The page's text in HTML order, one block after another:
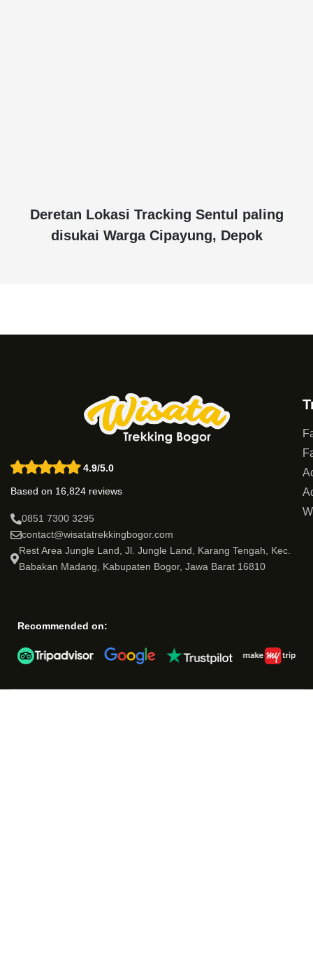
Deretan Lokasi Tracking Sentul paling
disukai Warga Cipayung, Depok
4.9/5.0
Based on 16,824 reviews
0851 7300 3295
contact@wisatatrekkingbogor.com
Rest Area Jungle Land, Jl. Jungle Land, Karang Tengah, Kec.
Babakan Madang, Kabupaten Bogor, Jawa Barat 16810
Recommended on: